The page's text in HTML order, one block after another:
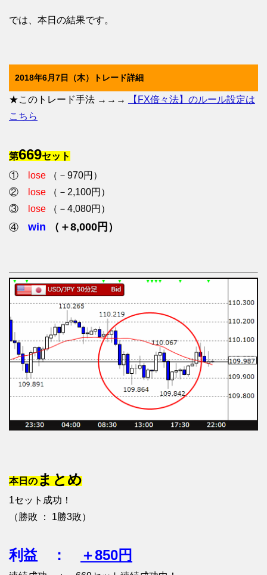
では、本日の結果です。
2018年6月7日（木）トレード詳細
★このトレード手法 →→→
【FX倍々法】のルール設定は
こちら
第669セット
①
lose （－970円）
②
lose （－2,100円）
③
lose （－4,080円）
④ win （＋8,000円）
本日のまとめ
1セット成功！
（勝敗 ： 1勝3敗）
利益 ： ＋850円